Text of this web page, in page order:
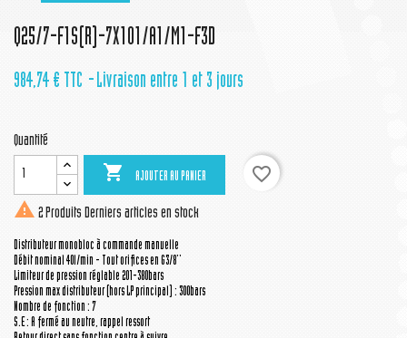
Q25/7-F1S(R)-7X101/A1/M1-F3D
984,74 € TTC Livraison entre 1 et 3 jours
Quantité
 AJOUTER AU PANIER
favorite_border
 2 Produits Derniers articles en stock
Distributeur monobloc à commande manuelle
Débit nominal 40l/min - Tout orifices en G3/8''
Limiteur de pression réglable 201-380bars
Pression max distributeur (hors LP principal) : 300bars
Nombre de fonction : 7
S.E : A fermé au neutre, rappel ressort